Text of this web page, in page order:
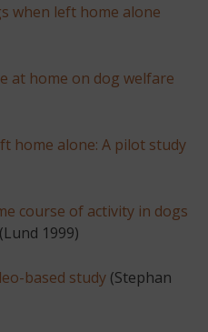
when left home alone
at home on dog welfare
home alone: A pilot study
course of activity in dogs
(Lund 1999)
based study (Stephan